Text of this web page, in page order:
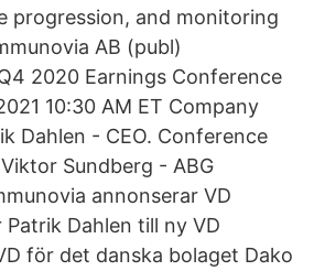
progression, and monitoring
AB (publ)
2020 Earnings Conference
10:30 AM ET Company
Dahlen - CEO. Conference
Sundberg - ABG
annonserar VD
Patrik Dahlen till ny VD
för det danska bolaget Dako